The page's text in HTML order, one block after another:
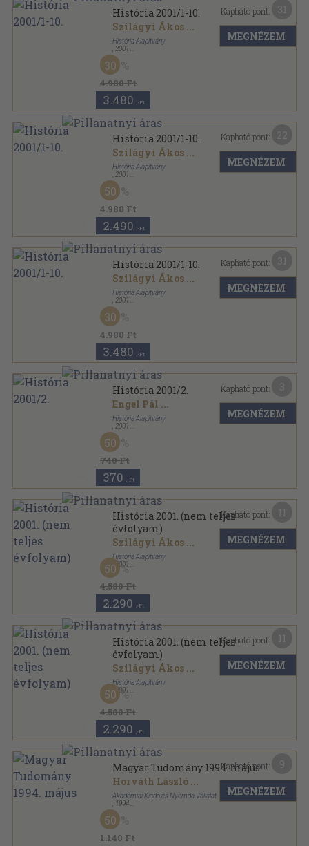
História 2001/1-10.
Szilágyi Ákos ...
História Alapítvány
2001
Tűzött kötés
História sorozat
4.980 Ft
30
3.480 ,-Ft
Kapható pont:
MEGNÉZEM
História 2001/1-10.
Szilágyi Ákos ...
História Alapítvány
2001
Könyvkötői kötés
História sorozat
4.980 Ft
50
2.490 ,-Ft
Kapható pont:
MEGNÉZEM
História 2001/1-10.
Szilágyi Ákos ...
História Alapítvány
2001
Tűzött kötés
História sorozat
4.980 Ft
30
3.480 ,-Ft
Kapható pont:
MEGNÉZEM
História 2001/2.
Engel Pál ...
História Alapítvány
2001
Tűzött kötés
História sorozat
740 Ft
50
370 ,-Ft
Kapható pont:
MEGNÉZEM
História 2001. (nem teljes
évfolyam)
Szilágyi Ákos ...
História Alapítvány
, 2001
Tűzött kötés
História sorozat
4.580 Ft
50
2.290 ,-Ft
Kapható pont:
MEGNÉZEM
História 2001. (nem teljes
évfolyam)
Szilágyi Ákos ...
História Alapítvány
, 2001
Tűzött kötés
História sorozat
4.580 Ft
50
2.290 ,-Ft
Kapható pont:
MEGNÉZEM
Magyar Tudomány 1994. május
Horváth László ...
Akadémiai Kiadó és Nyomda Vállalat
1994
Ragasztott papírkötés
Magyar Tudomány sorozat
1.140 Ft
50
Kapható pont:
MEGNÉZEM